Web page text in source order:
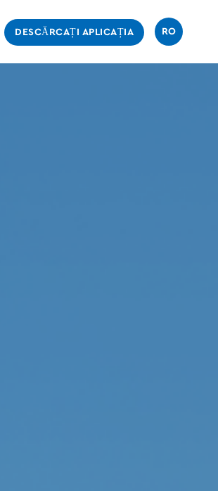
DESCĂRCAȚI APLICAȚIA RO